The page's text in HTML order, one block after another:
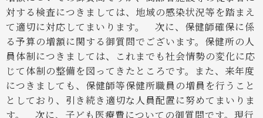
対する検査につきましては、地域の感染状況等を踏まえ
て適切に対応してまいります。
次に、保健師確保に係
る予算の増額に関する御質問でございます。保健所の人
員体制につきましては、これまでも社会情勢の変化に応
じて体制の整備を図ってきたところです。また、来年度
につきましても、保健師等保健所職員の増員を行うこと
としており、引き続き適切な人員配置に努めてまいりま
す。
次に、子ども医療費についての御質問です。現行